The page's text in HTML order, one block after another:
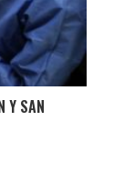
Y SAN